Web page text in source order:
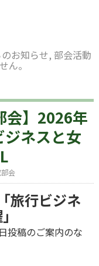
お知らせ, 部会活動
ん。
会】2026年
ネスと女
会
旅行ビジネ
投稿のご案内のな